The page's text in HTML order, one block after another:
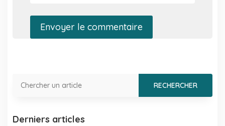
Envoyer le commentaire
Derniers articles